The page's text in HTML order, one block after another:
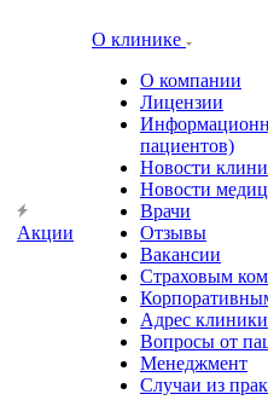
Акции
О клинике
О компании
Лицензии
пациентов)
Новости
Новости
Врачи
Отзывы
Вакансии
Страховым
Адрес клиники
Вопросы от
Менеджмент
Случаи из